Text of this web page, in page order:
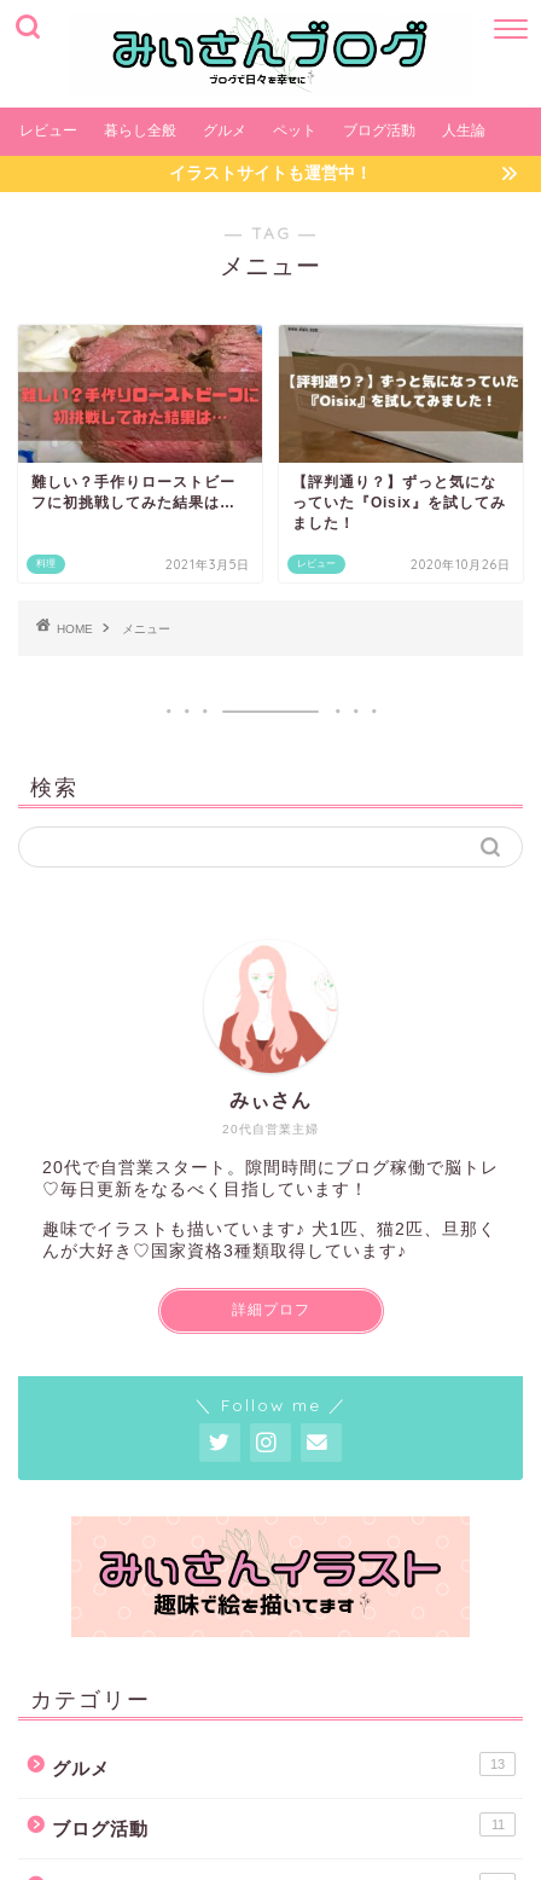
レビュー 暮らし全般 グルメ ペット ブログ活動 人生論
イラストサイトも運営中！
― TAG ―
メニュー
料理
難しい？手作りローストビー
フに初挑戦してみた結果は…
2021年3月5日 レビュー
【評判通り？】ずっと気にな
っていた『Oisix』を試してみ
ました！
2020年10月26日
HOME メニュー
検索
20代自営業主婦
みぃさん
20代で自営業スタート。隙間時間にブログ稼働で脳トレ
♡毎日更新をなるべく目指しています！
趣味でイラストも描いています♪ 犬1匹、猫2匹、旦那く
んが大好き♡国家資格3種類取得しています♪
詳細プロフ
＼ Follow me ／
カテゴリー
グルメ 13
ブログ活動 11